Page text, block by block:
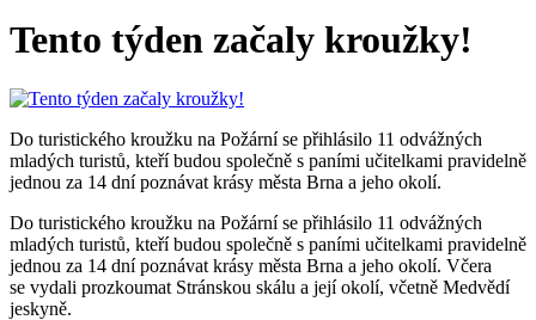
Tento týden začaly kroužky!
Do turistického kroužku na Požární se přihlásilo 11 odvážných
mladých turistů, kteří budou společně s paními učitelkami pravidelně
jednou za 14 dní poznávat krásy města Brna a jeho okolí.
Do turistického kroužku na Požární se přihlásilo 11 odvážných
mladých turistů, kteří budou společně s paními učitelkami pravidelně
jednou za 14 dní poznávat krásy města Brna a jeho okolí. Včera
se vydali prozkoumat Stránskou skálu a její okolí, včetně Medvědí
jeskyně.